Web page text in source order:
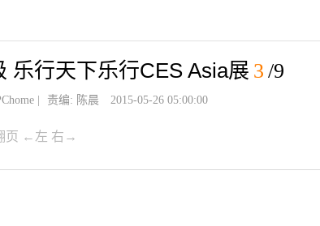
乐行天下乐行CES Asia展 3 /9
| 责编: 陈晨 2015-05-26 05:00:00
页 ←左 右→